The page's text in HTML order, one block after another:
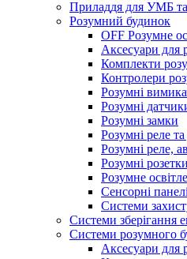
Приладдя для УМБ та
Розумний будинок
OFF Розумне
Аксесуари для
Комплекти
Контролери
Розумні
Розумні
Розумні замки
Розумні реле
Розумні реле,
Розумні розетки
Розумне
Сенсорні
Системи
Системи зберігання
Системи розумного
Аксесуари для